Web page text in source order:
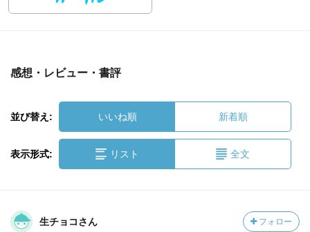
感想・レビュー・書評
並び替え: いいね順 新着順
表示形式: リスト 全文
生チョコさん フォロー